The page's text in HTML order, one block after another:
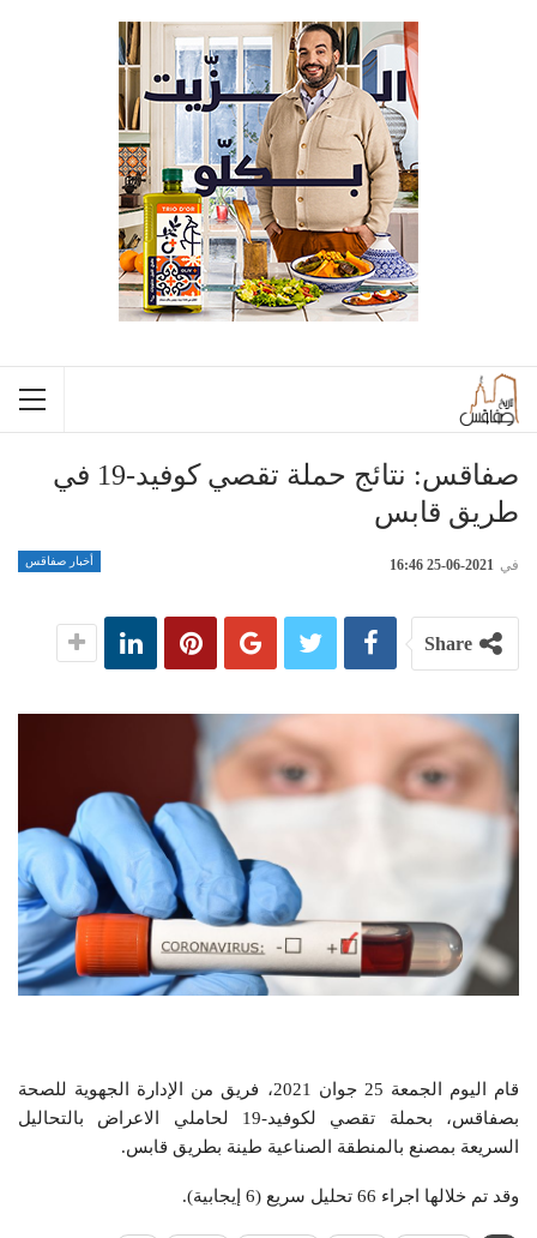
صفاقس: نتائج حملة تقصي كوفيد-19 في
طريق قابس
أخبار صفاقس في 2021-06-25 16:46
Share
قام اليوم الجمعة 25 جوان 2021، فريق من الإدارة الجهوية للصحة
بصفاقس، بحملة تقصي لكوفيد-19 لحاملي الاعراض بالتحاليل
السريعة بمصنع بالمنطقة الصناعية طينة بطريق قابس.
وقد تم خلالها اجراء 66 تحليل سريع (6 إيجابية).